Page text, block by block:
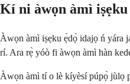
Kí ni àwọn àmì iṣẹku
Àwọn àmì iṣẹku ẹ̀dọ̀ idajọ ń yára
rí. Ara rẹ̀ yóò fi àwọn àmì hàn
Àwọn àmì tí o lè kíyèsí púpọ̀ jùlọ